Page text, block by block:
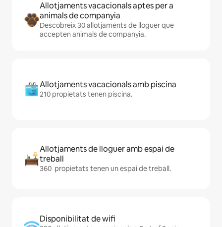
Allotjaments vacacionals aptes per a
animals de companyia
Descobreix 30 allotjaments de lloguer que
accepten animals de companyia.
Allotjaments vacacionals amb piscina
210 propietats tenen piscina.
Allotjaments de lloguer amb espai de
treball
360 propietats tenen un espai de treball.
Disponibilitat de wifi